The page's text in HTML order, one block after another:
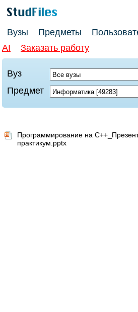
Вузы Предметы
AI
Заказать работу
Вуз
Предмет
Программирование на
практикум.pptx